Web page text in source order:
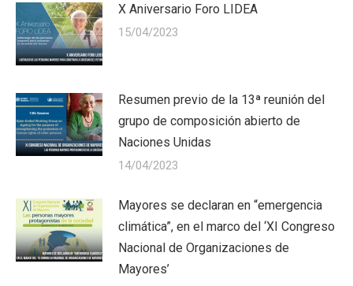
X Aniversario Foro LIDEA
15/04/2023
Resumen previo de la 13ª reunión del
grupo de composición abierto de
Naciones Unidas
14/04/2023
Mayores se declaran en “emergencia
climática”, en el marco del ‘XI Congreso
Nacional de Organizaciones de
Mayores’